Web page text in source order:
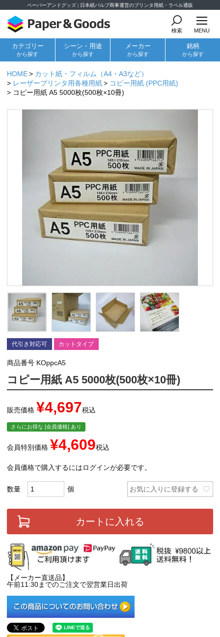
ペーパーアンドグッズ | 日本紙パルプ商事運営のプリンタ用紙・ラベル通販
検索 MENU
カテゴリー
から探す
シーン・用途
から探す
メーカー
から探す
銘柄
から探す
HOME
カット紙・フィルム（A4・A3など）
レーザープリンタ用各種用紙
コピー用紙 (PPC用紙)
コピー用紙 A5 5000枚(500枚×10冊)
代引き対応可 カットタイプ
商品番号 KOppcA5
コピー用紙 A5 5000枚(500枚×10冊)
販売価格 ¥4,697税込
さらにお得な [会員価格] あり
会員特別価格 ¥4,609税込
会員価格で購入するにはログインが必要です。
お気に入りに登録する
カートに入れる
【メーカー直送品】
午前11:30までのご注文で翌営業日出荷